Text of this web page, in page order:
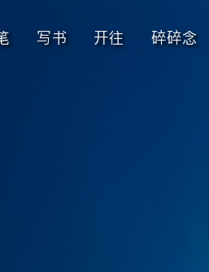
写书 开往 碎碎念